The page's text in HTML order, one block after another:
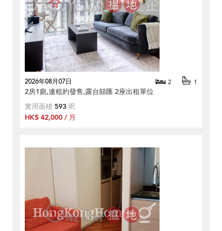
2026年08月07日 2 1
2房1廁,連租約發售,露台囍匯 2座出租單位
實用面積 593 呎
HK$ 42,000 / 月